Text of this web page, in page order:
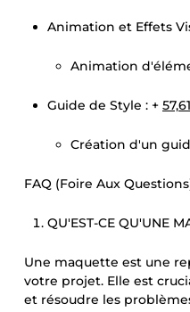
Animation et Effets
Animation
Guide de Style : +
Création d'un
FAQ (Foire Aux
QU'EST-CE QU'UNE
Une maquette est une
votre projet. Elle est
et résoudre les